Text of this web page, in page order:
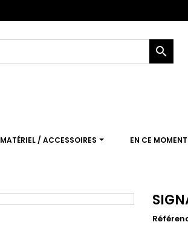

MATÉRIEL / ACCESSOIRES EN CE MOMENT